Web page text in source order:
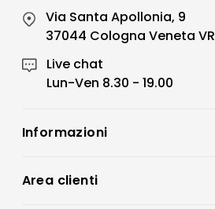
Via Santa Apollonia, 9
37044 Cologna Veneta VR
Live chat
Lun-Ven 8.30 - 19.00
Informazioni
Condizioni di vendita
Area clienti